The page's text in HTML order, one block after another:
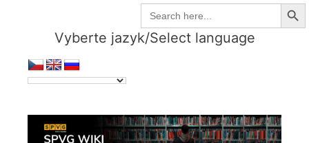
Search
for:
Search
Vyberte jazyk/Select language